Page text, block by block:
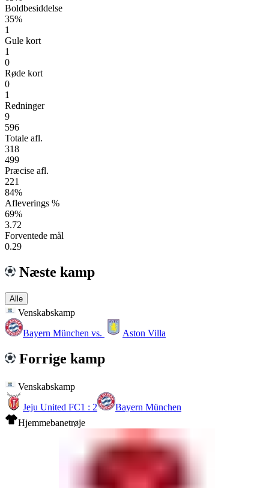
Boldbesiddelse
35%
1
Gule kort
1
0
Røde kort
0
1
Redninger
9
596
Totale afl.
318
499
Præcise afl.
221
84%
Afleverings %
69%
3.72
Forventede mål
0.29
Næste kamp
Alle
Venskabskamp
Bayern München vs. Aston Villa
Forrige kamp
Venskabskamp
Jeju United FC1 : 2
Bayern München
Hjemmebanetrøje